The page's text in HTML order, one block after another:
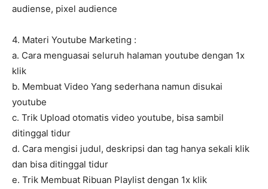
audiense, pixel audience
4. Materi Youtube Marketing :
a. Cara menguasai seluruh halaman youtube dengan 1x
klik
b. Membuat Video Yang sederhana namun disukai
youtube
c. Trik Upload otomatis video youtube, bisa sambil
ditinggal tidur
d. Cara mengisi judul, deskripsi dan tag hanya sekali klik
dan bisa ditinggal tidur
e. Trik Membuat Ribuan Playlist dengan 1x klik